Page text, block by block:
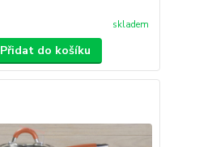
skladem
Přidat do košíku